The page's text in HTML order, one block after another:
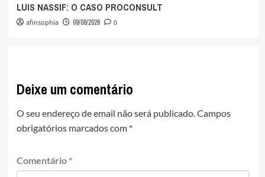
LUIS NASSIF: O CASO PROCONSULT
afinsophia 09/08/2026 0
Deixe um comentário
O seu endereço de email não será publicado.Campos
obrigatórios marcados com *
Comentário *